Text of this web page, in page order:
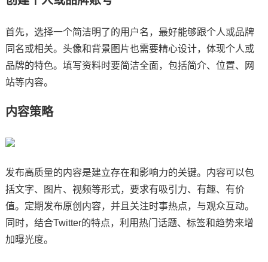
首先，选择一个简洁明了的用户名，最好能够跟个人或品牌
同名或相关。头像和背景图片也需要精心设计，体现个人或
品牌的特色。填写资料时要简洁全面，包括简介、位置、网
站等内容。
内容策略
发布高质量的内容是建立存在和影响力的关键。内容可以包
括文字、图片、视频等形式，要求有吸引力、有趣、有价
值。定期发布原创内容，并且关注时事热点，与观众互动。
同时，结合Twitter的特点，利用热门话题、标签和趋势来增
加曝光度。